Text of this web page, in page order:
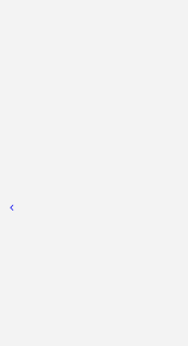
“خالد المشري”